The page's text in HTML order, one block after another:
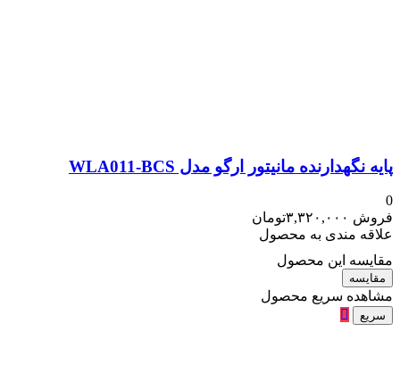
پایه نگهدارنده مانیتور ارگو مدل WLA011-BCS
0
فروش ۳,۳۲۰,۰۰۰تومان
علاقه مندی به محصول
مقایسه این محصول
مقایسه
مشاهده سریع محصول
سریع